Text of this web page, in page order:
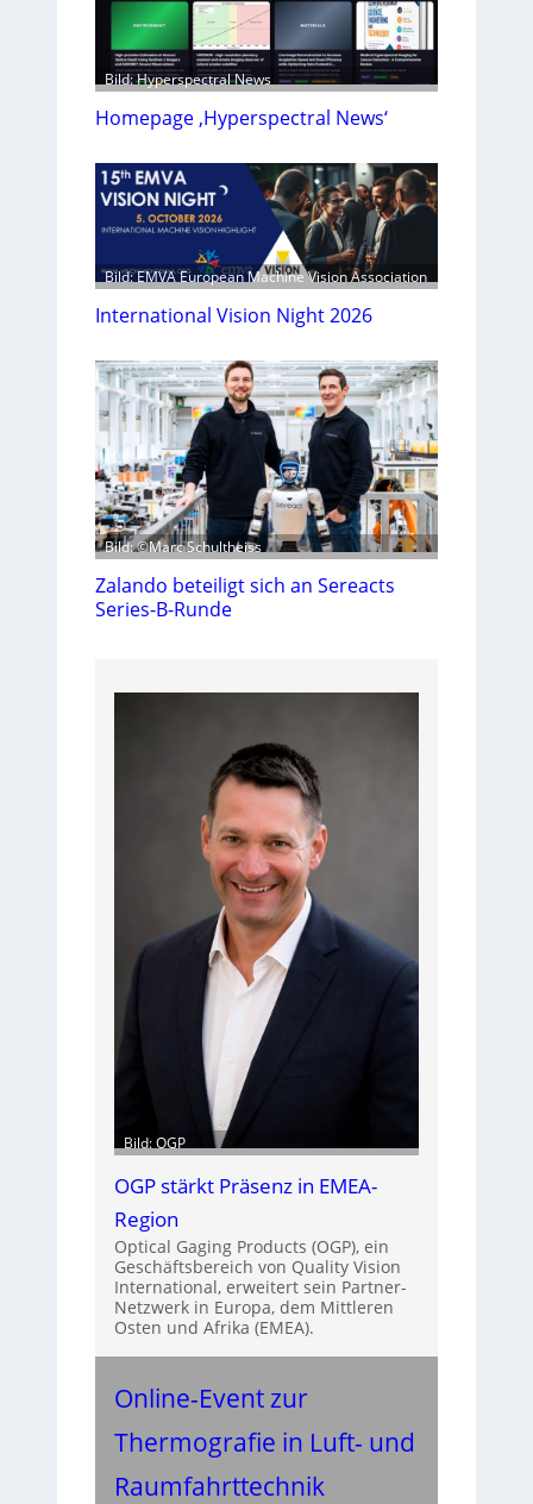
Bild: Hyperspectral News
Homepage ‚Hyperspectral News‘
Bild: EMVA European Machine Vision Association
International Vision Night 2026
Bild: ©Marc Schultheiss
Zalando beteiligt sich an Sereacts
Series-B-Runde
Bild: OGP
OGP stärkt Präsenz in EMEA-
Region
Optical Gaging Products (OGP), ein
Geschäftsbereich von Quality Vision
International, erweitert sein Partner-
Netzwerk in Europa, dem Mittleren
Osten und Afrika (EMEA).
Online-Event zur
Thermografie in Luft- und
Raumfahrttechnik